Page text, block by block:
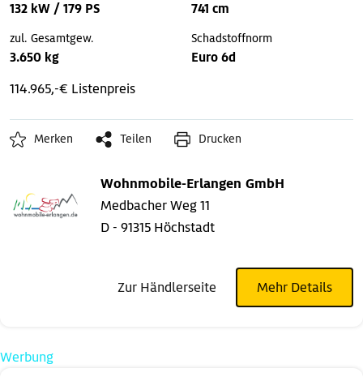
132 kW / 179 PS 741 cm
zul. Gesamtgew.
3.650 kg
Schadstoffnorm
Euro 6d
114.965,-€ Listenpreis
Merken Teilen Drucken
Wohnmobile-Erlangen GmbH
Medbacher Weg 11
D - 91315 Höchstadt
Zur Händlerseite Mehr Details
Werbung